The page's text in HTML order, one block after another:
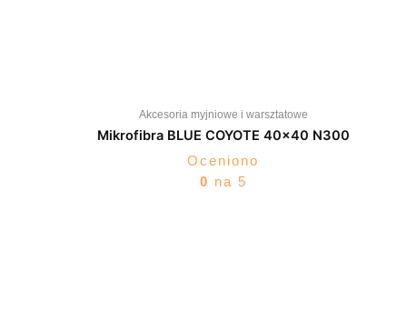
Akcesoria myjniowe i warsztatowe
Mikrofibra BLUE COYOTE 40×40 N300
Oceniono
0 na 5